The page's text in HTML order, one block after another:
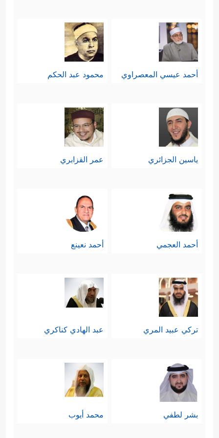
أحمد عيسي المعصراوي محمود عبد الحكم
ياسين الجزائري عمر القزابري
أحمد العجمي أحمد نعينع
تركي عبيد المري عبد الهادي كناكري
بشر لطفي محمد أيوب